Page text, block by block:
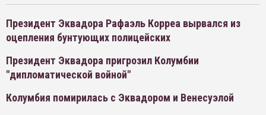
Президент Эквадора Рафаэль Корреа вырвался из
оцепления бунтующих полицейских
Президент Эквадора пригрозил Колумбии
"дипломатической войной"
Колумбия помирилась с Эквадором и Венесуэлой